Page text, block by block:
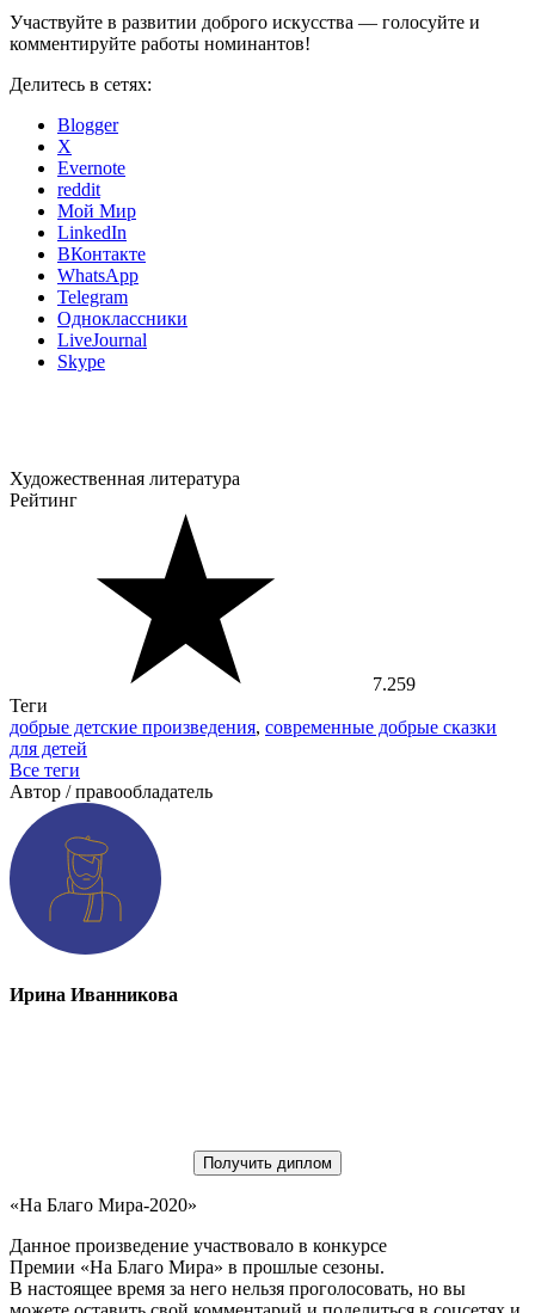
Участвуйте в развитии доброго искусства — голосуйте и
комментируйте работы номинантов!
Делитесь в сетях:
Blogger
X
Evernote
reddit
Мой Мир
LinkedIn
ВКонтакте
WhatsApp
Telegram
Одноклассники
LiveJournal
Skype
Художественная литература
Рейтинг
7.259
Теги
добрые детские произведения, современные добрые сказки
для детей
Все теги
Автор / правообладатель
Ирина Иванникова
Получить диплом
«На Благо Мира-2020»
Данное произведение участвовало в конкурсе
Премии «На Благо Мира» в прошлые сезоны.
В настоящее время за него нельзя проголосовать, но вы